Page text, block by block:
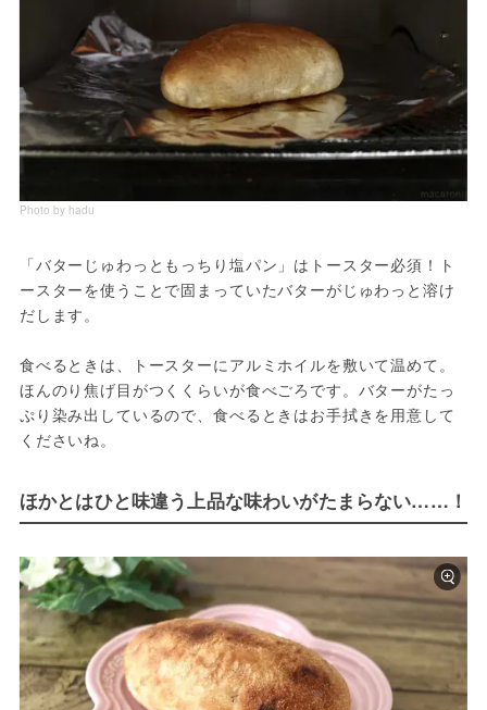
Photo by hadu
「バターじゅわっともっちり塩パン」はトースター必須！ト
ースターを使うことで固まっていたバターがじゅわっと溶け
だします。
食べるときは、トースターにアルミホイルを敷いて温めて。
ほんのり焦げ目がつくくらいが食べごろです。バターがたっ
ぷり染み出しているので、食べるときはお手拭きを用意して
くださいね。
ほかとはひと味違う上品な味わいがたまらない……！